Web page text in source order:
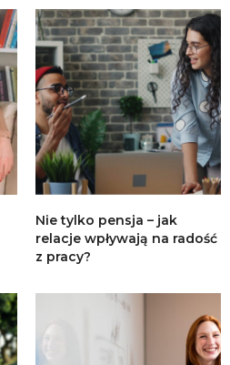
Nie tylko pensja – jak
relacje wpływają na radość
z pracy?